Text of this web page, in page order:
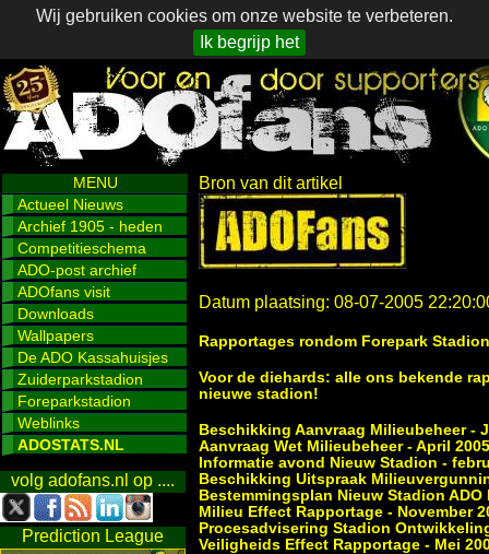
Wij gebruiken cookies om onze website te verbeteren.
Ik begrijp het
MENU
Actueel Nieuws
Archief 1905 - heden
Competitieschema
ADO-post archief
ADOfans visit
Downloads
Wallpapers
De ADO Kassahuisjes
Zuiderparkstadion
Foreparkstadion
Weblinks
ADOSTATS.NL
volg adofans.nl op ....
Prediction League
Bron van dit artikel
Datum plaatsing: 08-07-2005
Rapportages rondom Forepark Stadion
Voor de diehards: alle ons bekende
nieuwe stadion!
Beschikking Aanvraag Milieubeheer -
Aanvraag Wet Milieubeheer - April 2005
Informatie avond Nieuw Stadion -
Beschikking Uitspraak
Bestemmingsplan Nieuw Stadion ADO
Milieu Effect Rapportage - November
Procesadvisering Stadion
Veiligheids Effect Rapportage - Mei